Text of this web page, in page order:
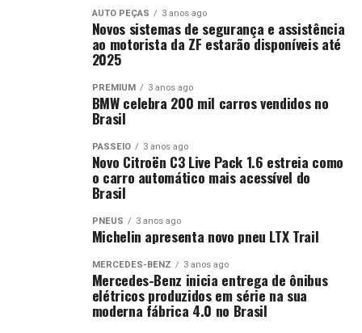
AUTO PEÇAS 3 anos ago
Novos sistemas de segurança e assistência
ao motorista da ZF estarão disponíveis até
2025
PREMIUM 3 anos ago
BMW celebra 200 mil carros vendidos no
Brasil
PASSEIO 3 anos ago
Novo Citroën C3 Live Pack 1.6 estreia como
o carro automático mais acessível do
Brasil
PNEUS 3 anos ago
Michelin apresenta novo pneu LTX Trail
MERCEDES-BENZ 3 anos ago
Mercedes-Benz inicia entrega de ônibus
elétricos produzidos em série na sua
moderna fábrica 4.0 no Brasil